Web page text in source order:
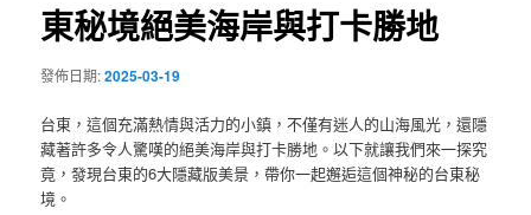
東秘境絕美海岸與打卡勝地
發佈日期:2025-03-19
台東，這個充滿熱情與活力的小鎮，不僅有迷人的山海風光，還隱
藏著許多令人驚嘆的絕美海岸與打卡勝地。以下就讓我們來一探究
竟，發現台東的6大隱藏版美景，帶你一起邂逅這個神秘的台東秘
境。